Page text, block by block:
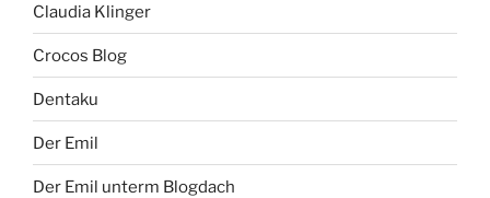
Claudia Klinger
Crocos Blog
Dentaku
Der Emil
Der Emil unterm Blogdach